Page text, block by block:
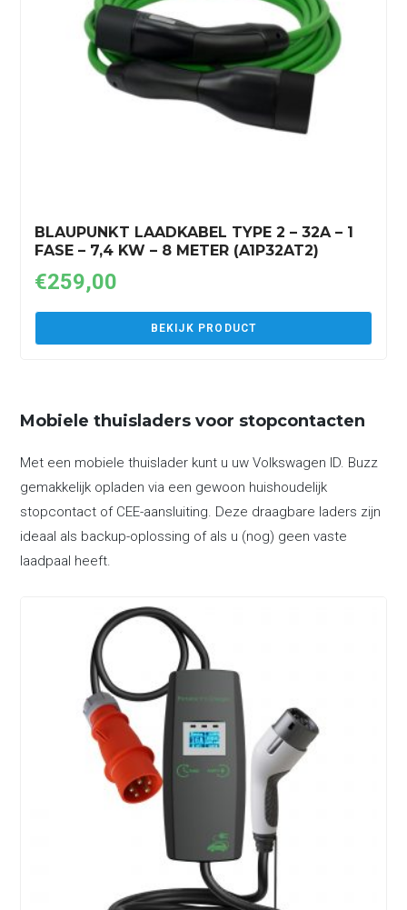
BLAUPUNKT LAADKABEL TYPE 2 – 32A – 1
FASE – 7,4 KW – 8 METER (A1P32AT2)
€259,00
BEKIJK PRODUCT
Mobiele thuisladers voor stopcontacten
Met een mobiele thuislader kunt u uw Volkswagen ID. Buzz
gemakkelijk opladen via een gewoon huishoudelijk
stopcontact of CEE-aansluiting. Deze draagbare laders zijn
ideaal als backup-oplossing of als u (nog) geen vaste
laadpaal heeft.